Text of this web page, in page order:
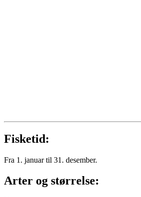
Fisketid:
Fra 1. januar til 31. desember.
Arter og størrelse: